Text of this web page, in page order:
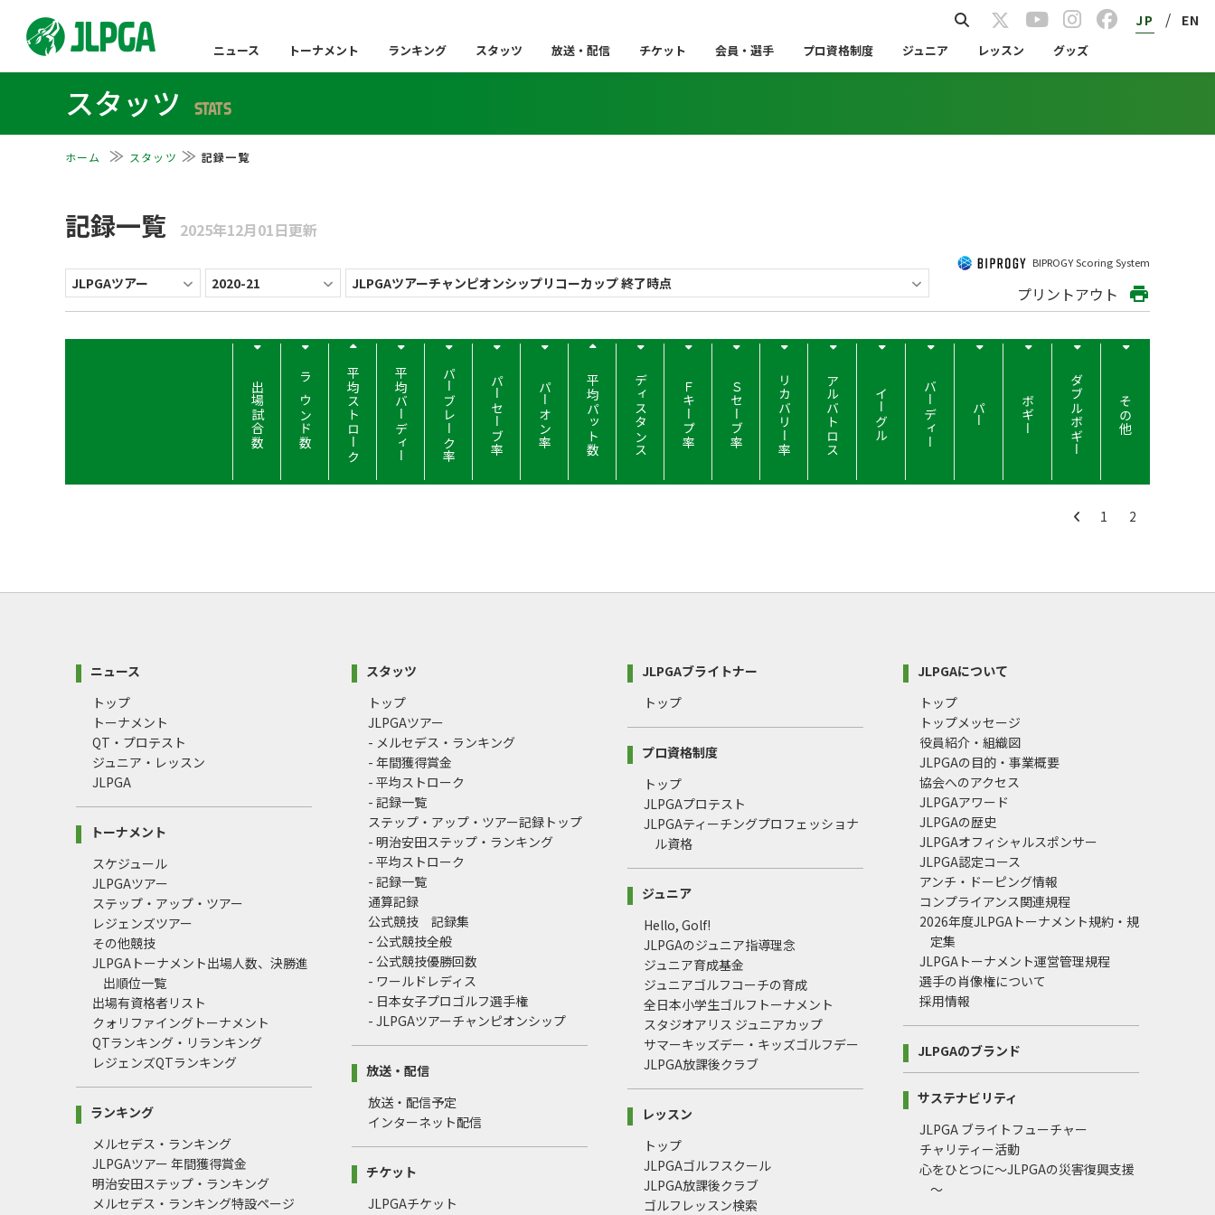
JP / EN
ニュース トーナメント ランキング スタッツ 放送・配信 チケット 会員・選手 プロ資格制度 ジュニア レッスン グッズ
スタッツ STATS
ホーム スタッツ 記録一覧
記録一覧 2025年12月01日更新
BIPROGY Scoring System
プリントアウト print
出場試合数 ラウンド数 平均ストローク 平均バーディー パーブレーク率 パーセーブ率 パーオン率 平均パット数 ディスタンス Ｆキープ率 Ｓセーブ率 リカバリー率 アルバトロス イーグル バーディー パー ボギー ダブルボギー その他
1 2
ニュース
トップ
トーナメント
QT・プロテスト
ジュニア・レッスン
JLPGA
トーナメント
スケジュール
JLPGAツアー
ステップ・アップ・ツアー
レジェンズツアー
その他競技
JLPGAトーナメント出場人数、決勝進
出順位一覧
出場有資格者リスト
クォリファイングトーナメント
QTランキング・リランキング
レジェンズQTランキング
ランキング
メルセデス・ランキング
JLPGAツアー 年間獲得賞金
明治安田ステップ・ランキング
メルセデス・ランキング特設ページ
スタッツ
トップ
JLPGAツアー
- メルセデス・ランキング
- 年間獲得賞金
- 平均ストローク
- 記録一覧
ステップ・アップ・ツアー記録トップ
- 明治安田ステップ・ランキング
- 平均ストローク
- 記録一覧
通算記録
公式競技 記録集
- 公式競技全般
- 公式競技優勝回数
- ワールドレディス
- 日本女子プロゴルフ選手権
- JLPGAツアーチャンピオンシップ
放送・配信
放送・配信予定
インターネット配信
チケット
JLPGAチケット
JLPGAブライトナー
トップ
プロ資格制度
トップ
JLPGAプロテスト
JLPGAティーチングプロフェッショナ
ル資格
ジュニア
Hello, Golf!
JLPGAのジュニア指導理念
ジュニア育成基金
ジュニアゴルフコーチの育成
全日本小学生ゴルフトーナメント
スタジオアリス ジュニアカップ
サマーキッズデー・キッズゴルフデー
JLPGA放課後クラブ
レッスン
トップ
JLPGAゴルフスクール
JLPGA放課後クラブ
ゴルフレッスン検索
JLPGAについて
トップ
トップメッセージ
役員紹介・組織図
JLPGAの目的・事業概要
協会へのアクセス
JLPGAアワード
JLPGAの歴史
JLPGAオフィシャルスポンサー
JLPGA認定コース
アンチ・ドーピング情報
コンプライアンス関連規程
2026年度JLPGAトーナメント規約・規
定集
JLPGAトーナメント運営管理規程
選手の肖像権について
採用情報
JLPGAのブランド
サステナビリティ
JLPGA ブライトフューチャー
チャリティー活動
心をひとつに～JLPGAの災害復興支援
～